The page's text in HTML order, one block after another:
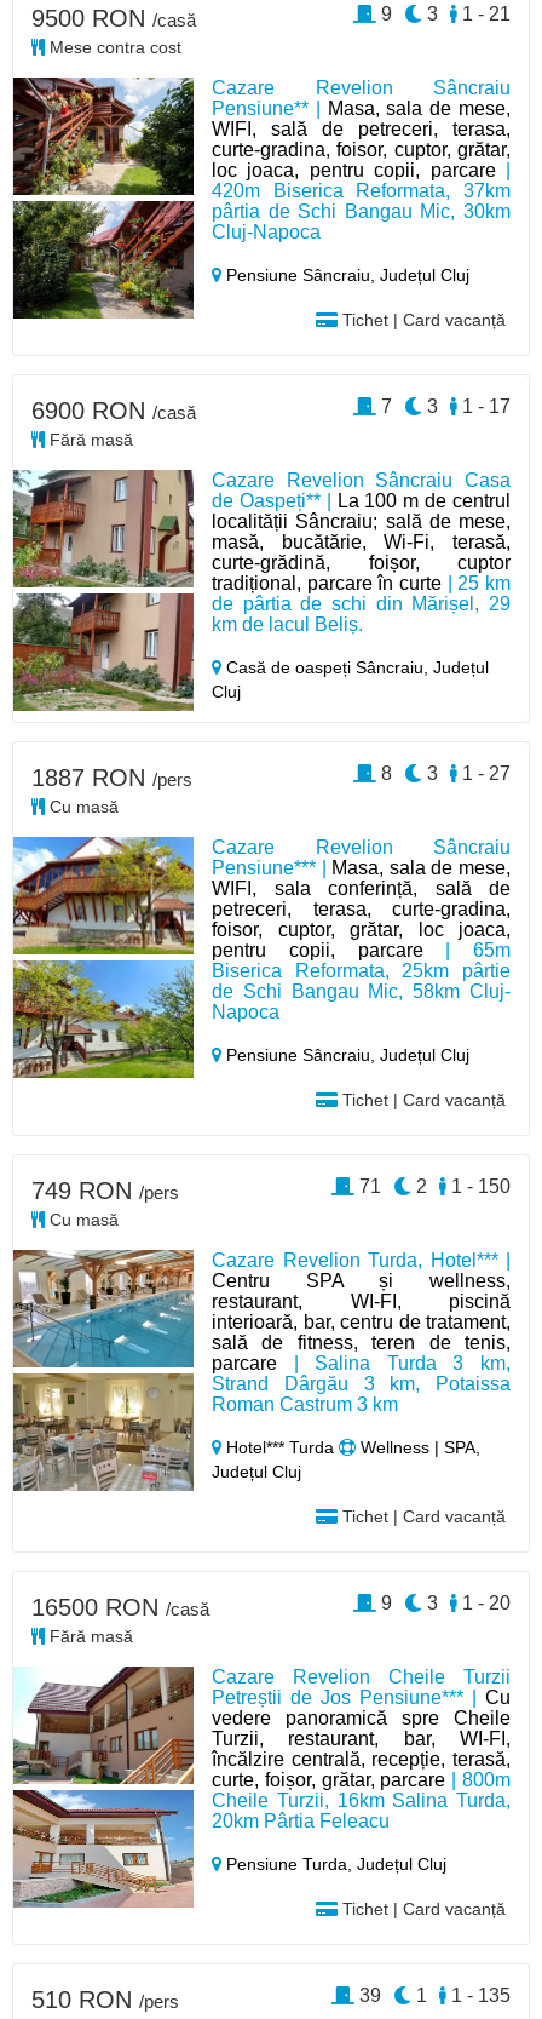
Cazare Revelion Sâncraiu
Pensiune** |
Masa, sala de mese,
WIFI, sală de petreceri, terasa,
curte-gradina, foisor, cuptor, grătar,
loc joaca, pentru copii, parcare|
420m Biserica Reformata, 37km
pârtia de Schi Bangau Mic, 30km
Cluj-Napoca
Pensiune Sâncraiu,Județul Cluj
Tichet | Card vacanță
9500 RON /casă
Mese contra cost
1 - 21
3
9
Cazare Revelion Sâncraiu Casa
de Oaspeți** |
La 100 m de centrul
localității Sâncraiu; sală de mese,
masă, bucătărie, Wi-Fi, terasă,
curte-grădină, foișor, cuptor
tradițional, parcare în curte | 25 km
de pârtia de schi din Mărișel, 29
km de lacul Beliș.
Casă de oaspeți Sâncraiu,Județul
Cluj
6900 RON /casă
Fără masă
1 - 17
3
7
Cazare Revelion Sâncraiu
Pensiune*** |
Masa, sala de mese,
WIFI, sala conferință, sală de
petreceri, terasa, curte-gradina,
foisor, cuptor, grătar, loc joaca,
pentru copii, parcare| 65m
Biserica Reformata, 25km pârtie
de Schi Bangau Mic, 58km Cluj-
Napoca
Pensiune Sâncraiu,Județul Cluj
Tichet | Card vacanță
1887 RON /pers
Cu masă
1 - 27
3
8
Cazare Revelion Turda, Hotel*** |
Centru SPA și wellness,
restaurant, WI-FI, piscină
interioară, bar, centru de tratament,
sală de fitness, teren de tenis,
parcare | Salina Turda 3 km,
Strand Dârgău 3 km, Potaissa
Roman Castrum 3 km
Hotel*** Turda
Wellness | SPA,
Județul Cluj
Tichet | Card vacanță
749 RON /pers
Cu masă
1 - 150
2
71
Cazare Revelion Cheile Turzii
Petreștii de Jos Pensiune*** | Cu
vedere panoramică spre Cheile
Turzii, restaurant, bar, WI-FI,
încălzire centrală, recepție, terasă,
curte, foișor, grătar, parcare | 800m
Cheile Turzii, 16km Salina Turda,
20km Pârtia Feleacu
Pensiune Turda,Județul Cluj
Tichet | Card vacanță
16500 RON /casă
Fără masă
1 - 20
3
9
510 RON /pers 1 - 135
1
39